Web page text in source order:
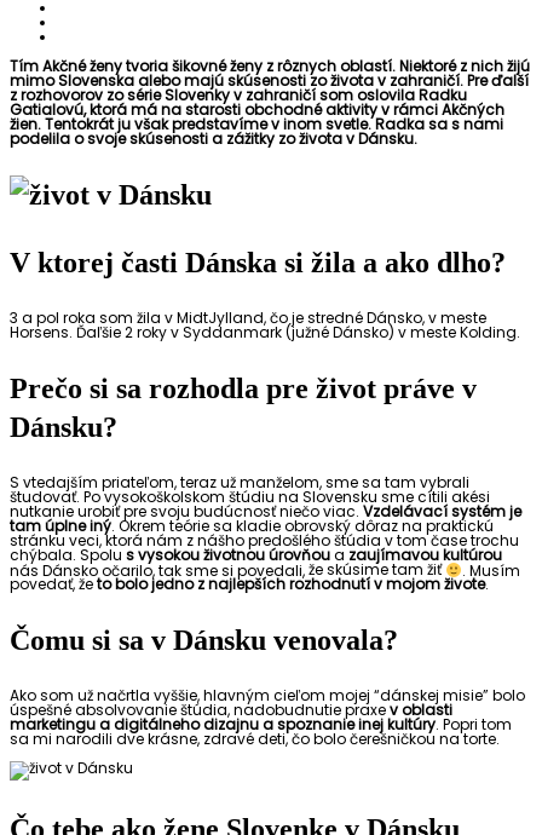
Tím Akčné ženy tvoria šikovné ženy z rôznych oblastí. Niektoré z nich žijú
mimo Slovenska alebo majú skúsenosti zo života v zahraničí. Pre ďalší
z rozhovorov zo série Slovenky v zahraničí som oslovila Radku
Gatialovú, ktorá má na starosti obchodné aktivity v rámci Akčných
žien. Tentokrát ju však predstavíme v inom svetle. Radka sa s nami
podelila o svoje skúsenosti a zážitky zo života v Dánsku.
V ktorej časti Dánska si žila a ako dlho?
3 a pol roka som žila v MidtJylland, čo je stredné Dánsko, v meste
Horsens. Ďaľšie 2 roky v Syddanmark (južné Dánsko) v meste Kolding.
Prečo si sa rozhodla pre život práve v
Dánsku?
S vtedajším priateľom, teraz už manželom, sme sa tam vybrali
študovať. Po vysokoškolskom štúdiu na Slovensku sme cítili akési
nutkanie urobiť pre svoju budúcnosť niečo viac. Vzdelávací systém je
tam úplne iný. Okrem teórie sa kladie obrovský dôraz na praktickú
stránku veci, ktorá nám z nášho predošlého štúdia v tom čase trochu
chýbala. Spolu s vysokou životnou úrovňoua zaujímavou kultúrou
nás Dánsko očarilo, tak sme si povedali,že skúsime tam žiť . Musím
povedať, žeto bolo jedno z najlepších rozhodnutí v mojom živote.
Čomu si sa v Dánsku venovala?
Ako som už načrtla vyššie, hlavným cieľom mojej “dánskej misie” bolo
úspešné absolvovanie štúdia, nadobudnutie praxev oblasti
marketingu a digitálneho dizajnu a spoznanie inej kultúry. Popri tom
sa mi narodili dve krásne, zdravé deti, čo bolo čerešničkou na torte.